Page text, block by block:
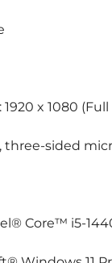
: 1920 x 1080
three-sided
Core™ i5-